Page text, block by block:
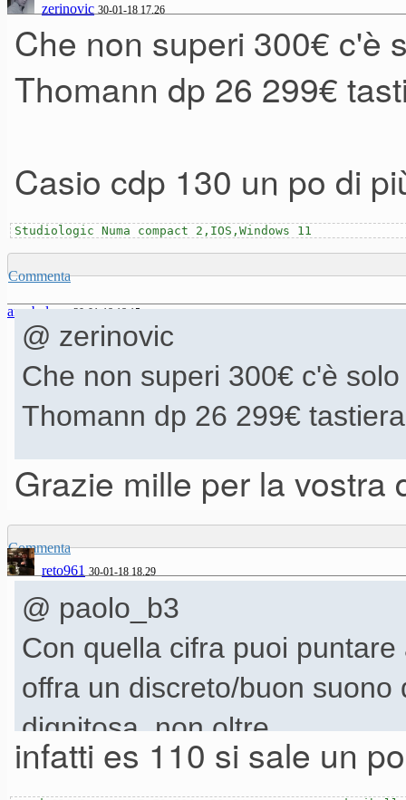
zerinovic 30-01-18 17.26
Che non superi 300€ c'è
Thomann dp 26 299€
Casio cdp 130 un po di
Studiologic Numa compact 2,IOS,Windows 11
Commenta
arcobaleno 30-01-18 18.15
@ zerinovic
Che non superi 300€ c'è
Thomann dp 26 299€
Casio cdp 130 un po di più...
Grazie mille per la vostra
Commenta
reto961 30-01-18 18.29
@ paolo_b3
Con quella cifra puoi
offra un discreto/buon
dignitosa, non oltre.
Puoi guardare a questi
infatti es 110 si sale un